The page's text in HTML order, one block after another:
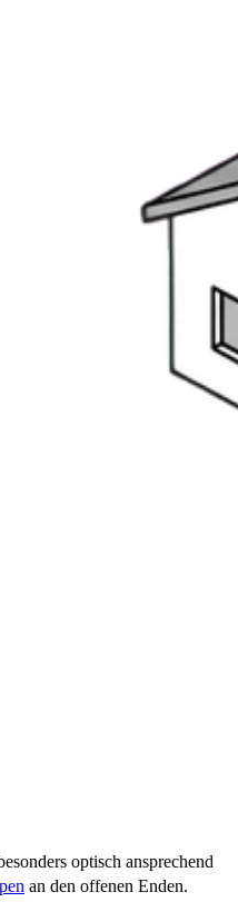
optisch ansprechend
an den offenen Enden.